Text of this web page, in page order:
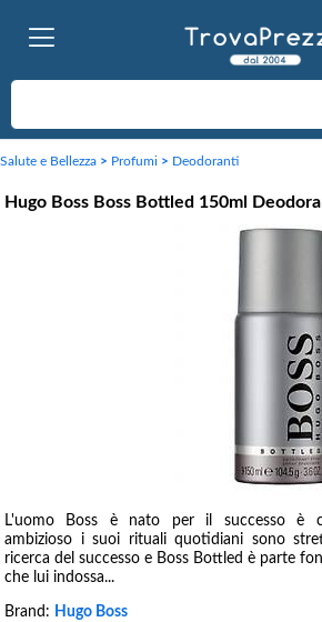
Salute e Bellezza > Profumi > Deodoranti
Hugo Boss Boss Bottled 150ml
L'uomo Boss è nato per il successo è
ambizioso i suoi rituali quotidiani sono
ricerca del successo e Boss Bottled è parte
che lui indossa...
Brand: Hugo Boss